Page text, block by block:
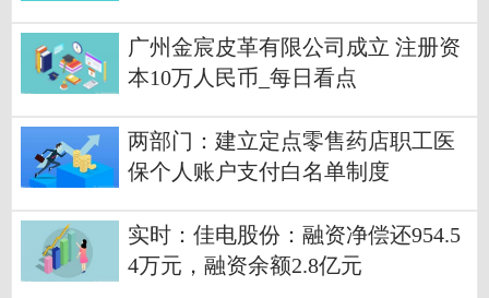
广州金宸皮革有限公司成立 注册资
本10万人民币_每日看点
两部门：建立定点零售药店职工医
保个人账户支付白名单制度
实时：佳电股份：融资净偿还954.5
4万元，融资余额2.8亿元